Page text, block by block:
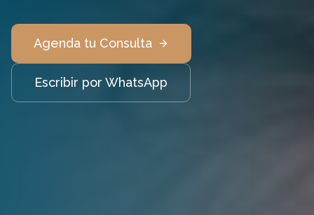
Agenda tu Consulta
Escribir por WhatsApp